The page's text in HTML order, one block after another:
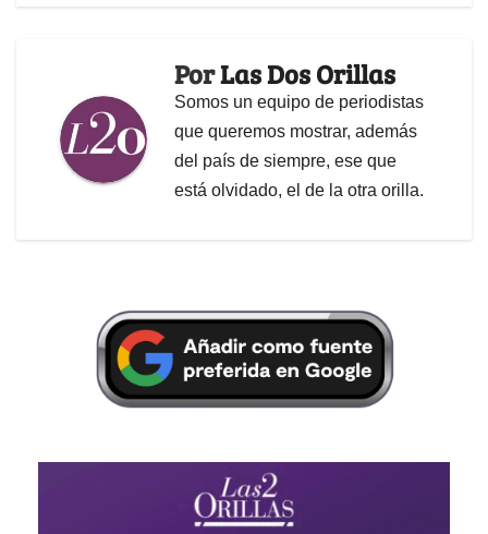
PorLas Dos Orillas
Somos un equipo de periodistas
que queremos mostrar, además
del país de siempre, ese que
está olvidado, el de la otra orilla.